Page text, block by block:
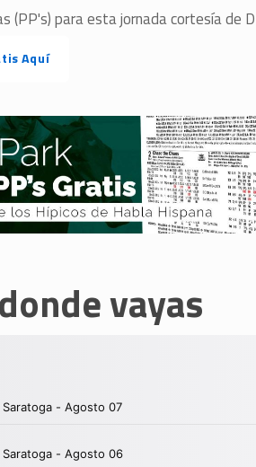
(PP's) para esta jornada cortesía de
Aquí
vayas